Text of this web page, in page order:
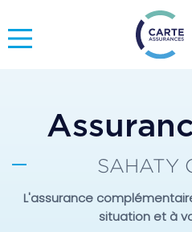
SAHATY
L'assurance
situation et à